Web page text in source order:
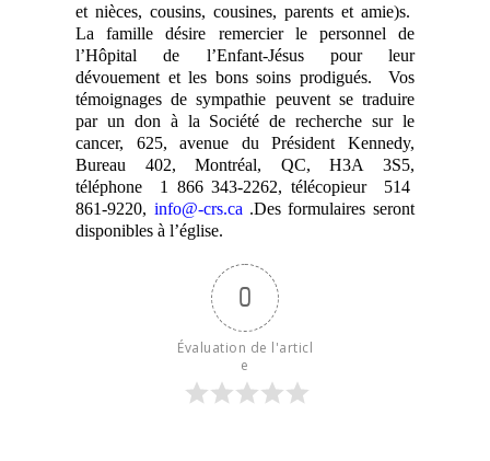
et nièces, cousins, cousines, parents et amie)s.
La famille désire remercier le personnel de
l’Hôpital de l’Enfant-Jésus pour leur
dévouement et les bons soins prodigués. Vos
témoignages de sympathie peuvent se traduire
par un don à la Société de recherche sur le
cancer, 625, avenue du Président Kennedy,
Bureau 402, Montréal, QC, H3A 3S5,
téléphone 1 866 343-2262, télécopieur 514
861-9220, info@-crs.ca .Des formulaires seront
disponibles à l’église.
0
Évaluation de l'articl
e